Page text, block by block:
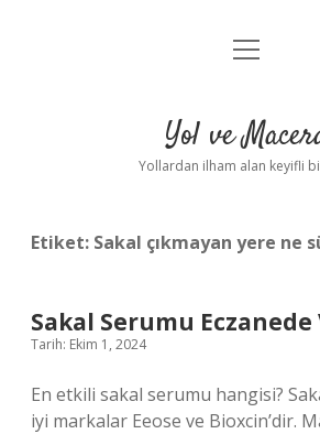
Anasayfa
Yasal Uyarı
menüyü
Yol ve
Yollardan ilham alan keyifli
Etiket: Sakal çıkmayan yere ne
Sakal Serumu Eczanede
Tarih: Ekim 1, 2024
En etkili sakal serumu hangisi?
iyi markalar Eeose ve Bioxcin’dir.